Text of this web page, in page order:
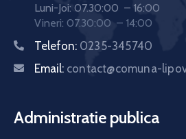
Luni-Joi: 07.30:00 – 16:00
Vineri: 07.30:00 – 14:00
Telefon: 0235-345740
Email: contact@comuna-
Administratie publica